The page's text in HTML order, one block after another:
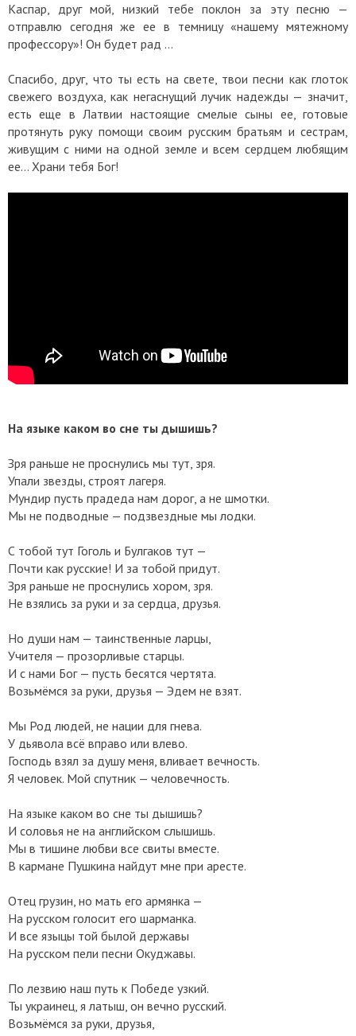
Каспар, друг мой, низкий тебе поклон за эту песню —
отправлю сегодня же ее в темницу «нашему мятежному
профессору»! Он будет рад ...
Спасибо, друг, что ты есть на свете, твои песни как глоток
свежего воздуха, как негаснущий лучик надежды — значит,
есть еще в Латвии настоящие смелые сыны ее, готовые
протянуть руку помощи своим русским братьям и сестрам,
живущим с ними на одной земле и всем сердцем любящим
ее... Храни тебя Бог!
​На языке каком во сне ты дышишь?
Зря раньше не проснулись мы тут, зря.
Упали звезды, строят лагеря.
Мундир пусть прадеда нам дорог, а не шмотки.
Мы не подводные — подзвездные мы лодки.
С тобой тут Гоголь и Булгаков тут —
Почти как русские! И за тобой придут.
Зря раньше не проснулись хором, зря.
Не взялись за руки и за сердца, друзья.
Но души нам — таинственные ларцы,
Учителя — прозорливые старцы.
И с нами Бог — пусть бесятся чертята.
Возьмёмся за руки, друзья — Эдем не взят.
Мы Род людей, не нации для гнева.
У дьявола всё вправо или влево.
Господь взял за душу меня, вливает вечность.
Я человек. Мой спутник — человечность.
На языке каком во сне ты дышишь?
И соловья не на английском слышишь.
Мы в тишине любви все свиты вместе.
В кармане Пушкина найдут мне при аресте.
Отец грузин, но мать его армянка —
На русском голосит его шарманка.
И все языцы той былой державы
На русском пели песни Окуджавы.
По лезвию наш путь к Победе узкий.
Ты украинец, я латыш, он вечно русский.
Возьмёмся за руки, друзья,